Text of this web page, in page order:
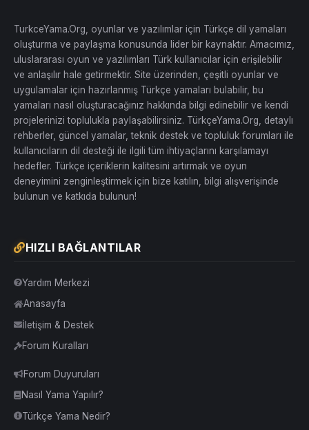
TurkceYama.Org, oyunlar ve yazılımlar için Türkçe dil yamaları
oluşturma ve paylaşma konusunda lider bir kaynaktır. Amacımız,
uluslararası oyun ve yazılımları Türk kullanıcılar için erişilebilir
ve anlaşılır hale getirmektir. Site üzerinden, çeşitli oyunlar ve
uygulamalar için hazırlanmış Türkçe yamaları bulabilir, bu
yamaları nasıl oluşturacağınız hakkında bilgi edinebilir ve kendi
projelerinizi toplulukla paylaşabilirsiniz. TürkçeYama.Org, detaylı
rehberler, güncel yamalar, teknik destek ve topluluk forumları ile
kullanıcıların dil desteği ile ilgili tüm ihtiyaçlarını karşılamayı
hedefler. Türkçe içeriklerin kalitesini artırmak ve oyun
deneyimini zenginleştirmek için bize katılın, bilgi alışverişinde
bulunun ve katkıda bulunun!
HIZLI BAĞLANTILAR
Yardım Merkezi
Anasayfa
İletişim & Destek
Forum Kuralları
Forum Duyuruları
Nasıl Yama Yapılır?
Türkçe Yama Nedir?